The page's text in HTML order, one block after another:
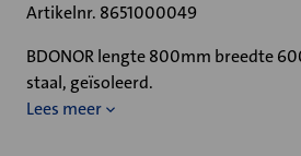
Artikelnr. 8651000049
BDONOR lengte 800mm breedte
staal, geïsoleerd.
Lees meer